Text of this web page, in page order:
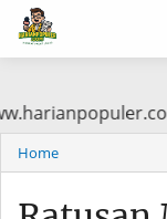
di
Home